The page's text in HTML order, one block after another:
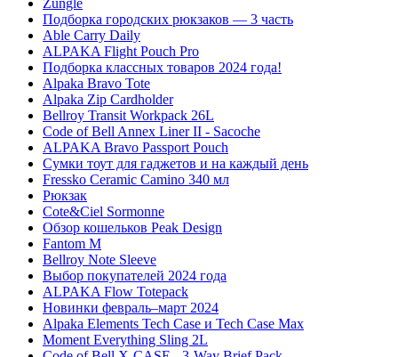
Zungle
Подборка городских рюкзаков — 3 часть
Able Carry Daily
ALPAKA Flight Pouch Pro
Подборка классных товаров 2024 года!
Alpaka Bravo Tote
Alpaka Zip Cardholder
Bellroy Transit Workpack 26L
Code of Bell Annex Liner II - Sacoche
ALPAKA Bravo Passport Pouch
Сумки тоут для гаджетов и на каждый день
Fressko Ceramic Camino 340 мл
Рюкзак
Cote&Ciel Sormonne
Обзор кошельков Peak Design
Fantom M
Bellroy Note Sleeve
Выбор покупателей 2024 года
ALPAKA Flow Totepack
Новинки февраль–март 2024
Alpaka Elements Tech Case и Tech Case Max
Moment Everything Sling 2L